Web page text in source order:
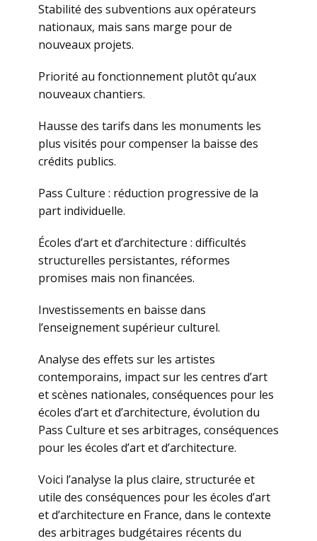
Stabilité des subventions aux opérateurs
nationaux, mais sans marge pour de
nouveaux projets.
Priorité au fonctionnement plutôt qu’aux
nouveaux chantiers.
Hausse des tarifs dans les monuments les
plus visités pour compenser la baisse des
crédits publics.
Pass Culture : réduction progressive de la
part individuelle.
Écoles d’art et d’architecture : difficultés
structurelles persistantes, réformes
promises mais non financées.
Investissements en baisse dans
l’enseignement supérieur culturel.
Analyse des effets sur les artistes
contemporains, impact sur les centres d’art
et scènes nationales, conséquences pour les
écoles d’art et d’architecture, évolution du
Pass Culture et ses arbitrages, conséquences
pour les écoles d’art et d’architecture.
Voici l’analyse la plus claire, structurée et
utile des conséquences pour les écoles d’art
et d’architecture en France, dans le contexte
des arbitrages budgétaires récents du